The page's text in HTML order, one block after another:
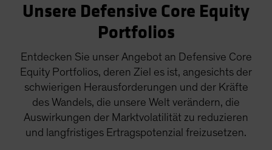
Unsere Defensive Core Equity
Portfolios
Entdecken Sie unser Angebot an Defensive Core
Equity Portfolios, deren Ziel es ist, angesichts der
schwierigen Herausforderungen und der Kräfte
des Wandels, die unsere Welt verändern, die
Auswirkungen der Marktvolatilität zu reduzieren
und langfristiges Ertragspotenzial freizusetzen.